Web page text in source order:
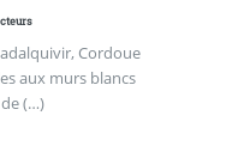
Cordoue
aux murs blancs
(…)